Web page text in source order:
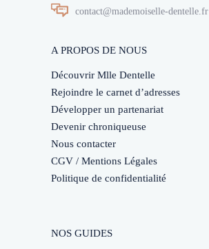
contact@mademoiselle-dentelle.fr
A PROPOS DE NOUS
Découvrir Mlle Dentelle
Rejoindre le carnet d’adresses
Développer un partenariat
Devenir chroniqueuse
Nous contacter
CGV / Mentions Légales
Politique de confidentialité
NOS GUIDES